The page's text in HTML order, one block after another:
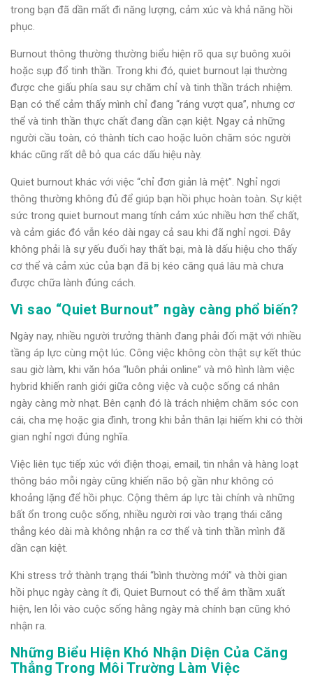
trong bạn đã dần mất đi năng lượng, cảm xúc và khả năng hồi
phục.
Burnout thông thường thường biểu hiện rõ qua sự buông xuôi
hoặc sụp đổ tinh thần. Trong khi đó, quiet burnout lại thường
được che giấu phía sau sự chăm chỉ và tinh thần trách nhiệm.
Bạn có thể cảm thấy mình chỉ đang “ráng vượt qua”, nhưng cơ
thể và tinh thần thực chất đang dần cạn kiệt. Ngay cả những
người cầu toàn, có thành tích cao hoặc luôn chăm sóc người
khác cũng rất dễ bỏ qua các dấu hiệu này.
Quiet burnout khác với việc “chỉ đơn giản là mệt”. Nghỉ ngơi
thông thường không đủ để giúp bạn hồi phục hoàn toàn. Sự kiệt
sức trong quiet burnout mang tính cảm xúc nhiều hơn thể chất,
và cảm giác đó vẫn kéo dài ngay cả sau khi đã nghỉ ngơi. Đây
không phải là sự yếu đuối hay thất bại, mà là dấu hiệu cho thấy
cơ thể và cảm xúc của bạn đã bị kéo căng quá lâu mà chưa
được chữa lành đúng cách.
Vì sao “Quiet Burnout” ngày càng phổ biến?
Ngày nay, nhiều người trưởng thành đang phải đối mặt với nhiều
tầng áp lực cùng một lúc. Công việc không còn thật sự kết thúc
sau giờ làm, khi văn hóa “luôn phải online” và mô hình làm việc
hybrid khiến ranh giới giữa công việc và cuộc sống cá nhân
ngày càng mờ nhạt. Bên cạnh đó là trách nhiệm chăm sóc con
cái, cha mẹ hoặc gia đình, trong khi bản thân lại hiếm khi có thời
gian nghỉ ngơi đúng nghĩa.
Việc liên tục tiếp xúc với điện thoại, email, tin nhắn và hàng loạt
thông báo mỗi ngày cũng khiến não bộ gần như không có
khoảng lặng để hồi phục. Cộng thêm áp lực tài chính và những
bất ổn trong cuộc sống, nhiều người rơi vào trạng thái căng
thẳng kéo dài mà không nhận ra cơ thể và tinh thần mình đã
dần cạn kiệt.
Khi stress trở thành trạng thái “bình thường mới” và thời gian
hồi phục ngày càng ít đi, Quiet Burnout có thể âm thầm xuất
hiện, len lỏi vào cuộc sống hằng ngày mà chính bạn cũng khó
nhận ra.
Những Biểu Hiện Khó Nhận Diện Của Căng
Thẳng Trong Môi Trường Làm Việc